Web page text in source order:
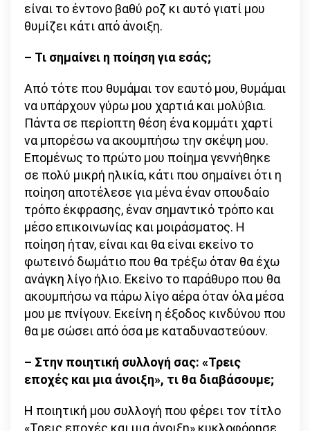
είναι το έντονο βαθύ ροζ κι αυτό γιατί μου
θυμίζει κάτι από άνοιξη.
– Τι σημαίνει η ποίηση για εσάς;
Από τότε που θυμάμαι τον εαυτό μου, θυμάμαι
να υπάρχουν γύρω μου χαρτιά και μολύβια.
Πάντα σε περίοπτη θέση ένα κομμάτι χαρτί
να μπορέσω να ακουμπήσω την σκέψη μου.
Επομένως το πρώτο μου ποίημα γεννήθηκε
σε πολύ μικρή ηλικία, κάτι που σημαίνει ότι η
ποίηση αποτέλεσε για μένα έναν σπουδαίο
τρόπο έκφρασης, έναν σημαντικό τρόπο και
μέσο επικοινωνίας και μοιράσματος. Η
ποίηση ήταν, είναι και θα είναι εκείνο το
φωτεινό δωμάτιο που θα τρέξω όταν θα έχω
ανάγκη λίγο ήλιο. Εκείνο το παράθυρο που θα
ακουμπήσω να πάρω λίγο αέρα όταν όλα μέσα
μου με πνίγουν. Εκείνη η έξοδος κινδύνου που
θα με σώσει από όσα με καταδυναστεύουν.
– Στην ποιητική συλλογή σας: «Τρεις
εποχές και μια άνοιξη», τι θα διαβάσουμε;
Η ποιητική μου συλλογή που φέρει τον τίτλο